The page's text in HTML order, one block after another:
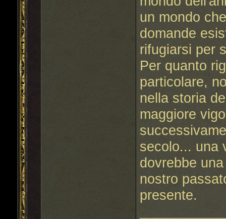
un mondo
domande
rifugiarsi per
Per quanto
particolare,
nella storia
maggiore
secolo... una
dovrebbe
nostro
presente.